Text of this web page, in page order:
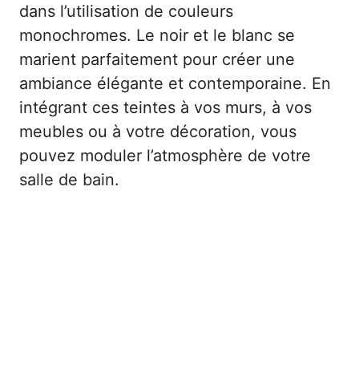
dans l’utilisation de couleurs
monochromes. Le noir et le blanc se
marient parfaitement pour créer une
ambiance élégante et contemporaine. En
intégrant ces teintes à vos murs, à vos
meubles ou à votre décoration, vous
pouvez moduler l’atmosphère de votre
salle de bain.